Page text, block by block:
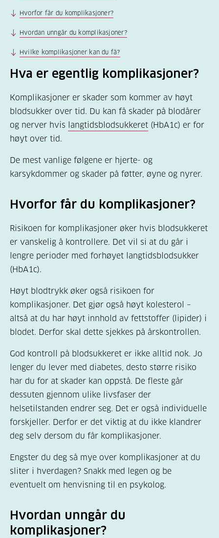
Hvorfor får du komplikasjoner?
Hvordan unngår du komplikasjoner?
Hvilke komplikasjoner kan du få?
Hva er egentlig komplikasjoner?
Komplikasjoner er skader som kommer av høyt
blodsukker over tid. Du kan få skader på blodårer
og nerver hvis
langtidsblodsukkeret (HbA1c) er for
høyt over tid.
De mest vanlige følgene er hjerte- og
karsykdommer og skader på føtter, øyne og nyrer.
Hvorfor får du komplikasjoner?
Risikoen for komplikasjoner øker hvis blodsukkeret
er vanskelig å kontrollere. Det vil si at du går i
lengre perioder med forhøyet langtidsblodsukker
(HbA1c).
Høyt blodtrykk øker også risikoen for
komplikasjoner. Det gjør også høyt kolesterol –
altså at du har høyt innhold av fettstoffer (lipider) i
blodet. Derfor skal dette sjekkes på årskontrollen.
God kontroll på blodsukkeret er ikke alltid nok. Jo
lenger du lever med diabetes, desto større risiko
har du for at skader kan oppstå. De fleste går
dessuten gjennom ulike livsfaser der
helsetilstanden endrer seg. Det er også individuelle
forskjeller. Derfor er det viktig at du ikke klandrer
deg selv dersom du får komplikasjoner.
Engster du deg så mye over komplikasjoner at du
sliter i hverdagen? Snakk med legen og be
eventuelt om henvisning til en psykolog.
Hvordan unngår du
komplikasjoner?